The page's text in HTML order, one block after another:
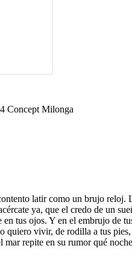
Concept Milonga
latir como un brujo reloj.
ya, que el credo de un
en tus ojos. Y en el embrujo de
quiero vivir, de rodilla a tus
mar repite en su rumor qué